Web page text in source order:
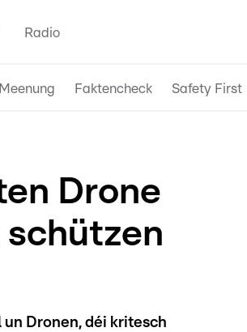
Radio
Meenung Faktencheck Safety First
Drone
un Dronen, déi kritesch